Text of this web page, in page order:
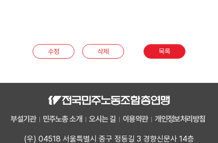
수정 삭제 목록
부설기관 민주노총 소개 오시는 길 이용약관 개인정보처리방침
(우) 04518 서울특별시 중구 정동길 3 경향신문사 14층